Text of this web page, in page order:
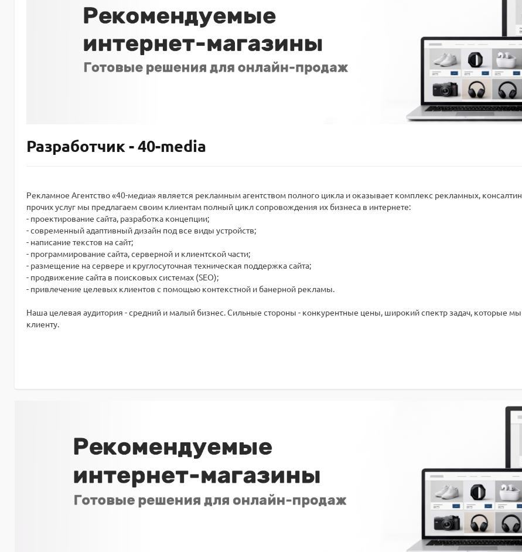
Разработчик - 40-media
Рекламное Агентство «40-медиа» является рекламным агентством полного цикла и оказывает комплекс рекламных,
прочих услуг мы предлагаем своим клиентам полный цикл сопровождения их бизнеса в интернете:
- проектирование сайта, разработка концепции;
- современный адаптивный дизайн под все виды устройств;
- написание текстов на сайт;
- программирование сайта, серверной и клиентской части;
- размещение на сервере и круглосуточная техническая поддержка сайта;
- продвижение сайта в поисковых системах (SEO);
- привлечение целевых клиентов с помощью контекстной и банерной рекламы.
Наша целевая аудитория - средний и малый бизнес. Сильные стороны - конкурентные цены, широкий спектр задач, которые
клиенту.